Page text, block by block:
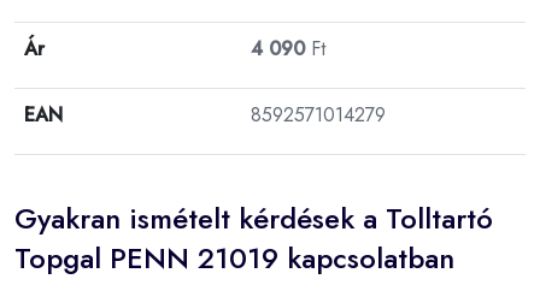
Ár 4 090Ft
EAN 8592571014279
Gyakran ismételt kérdések a Tolltartó
Topgal PENN 21019 kapcsolatban